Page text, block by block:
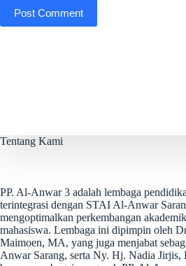
Post Comment
Tentang Kami
PP. Al-Anwar 3 adalah lembaga
terintegrasi dengan STAI Al-Anwar
mengoptimalkan perkembangan
mahasiswa. Lembaga ini dipimpin oleh
Maimoen, MA, yang juga menjabat
Anwar Sarang, serta Ny. Hj. Nadia